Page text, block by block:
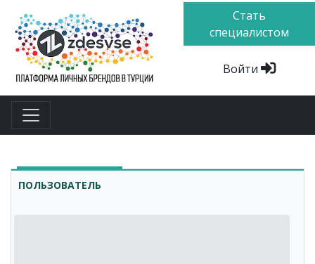
Стать
специалистом
Войти
ПОЛЬЗОВАТЕЛЬ